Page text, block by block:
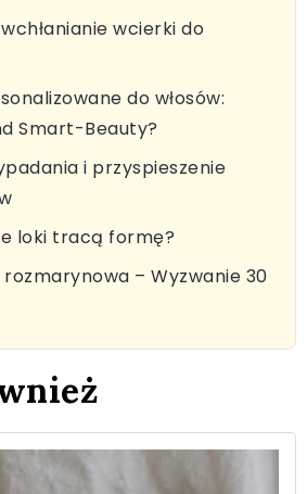
wcierki do
do włosów:
Smart-Beauty?
i przyspieszenie
loki tracą formę?
– Wyzwanie 30